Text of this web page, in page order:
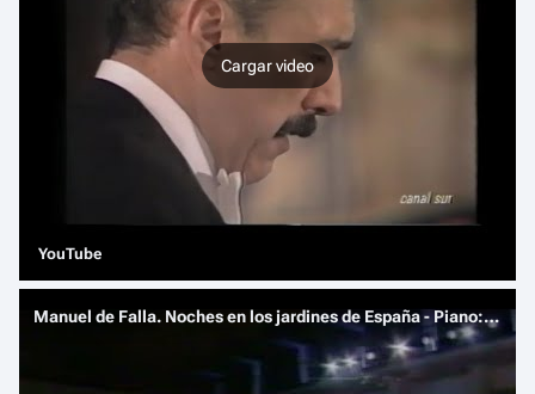
Cargar video
YouTube
Manuel de Falla. Noches en los jardines de España - Piano: Rafael Orozco